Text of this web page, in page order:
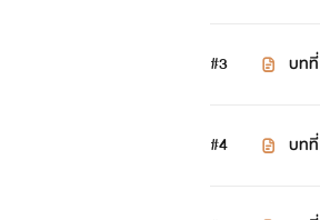
#3 บทที่
#4 บท